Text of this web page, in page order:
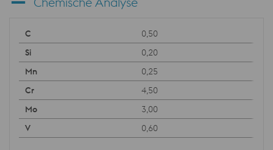
0,50
0,20
0,25
4,50
3,00
0,60